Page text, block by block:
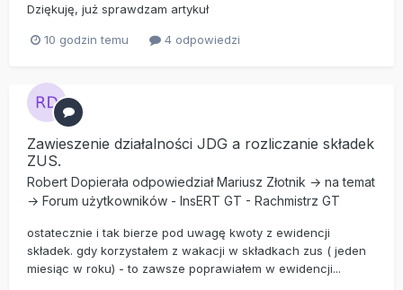
Dziękuję, już sprawdzam artykuł
10 godzin temu 4 odpowiedzi
Zawieszenie działalności JDG a rozliczanie składek
ZUS.
Robert Dopierała odpowiedziałMariusz Złotnik → na temat
→ Forum użytkowników - InsERT GT - Rachmistrz GT
ostatecznie i tak bierze pod uwagę kwoty z ewidencji
składek. gdy korzystałem z wakacji w składkach zus ( jeden
miesiąc w roku) - to zawsze poprawiałem w ewidencji...